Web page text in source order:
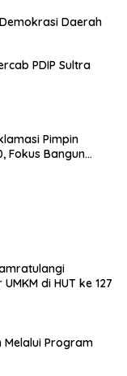
Daerah
PDIP Sultra
Pimpin
Fokus Bangun
di HUT ke 127
Melalui Program